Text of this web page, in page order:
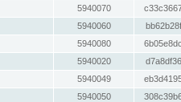
5940070
5940060
5940080
5940020
5940049
5940050